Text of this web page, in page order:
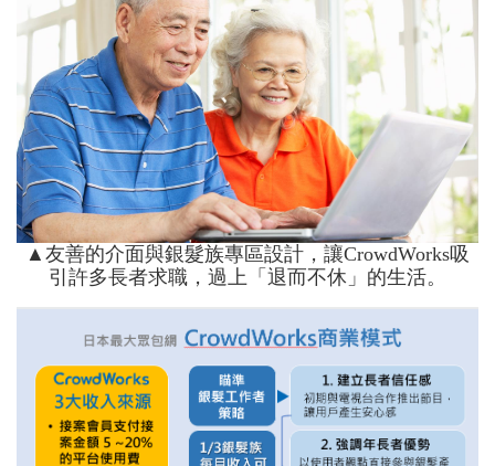
▲友善的介面與銀髮族專區設計，讓CrowdWorks吸
引許多長者求職，過上「退而不休」的生活。